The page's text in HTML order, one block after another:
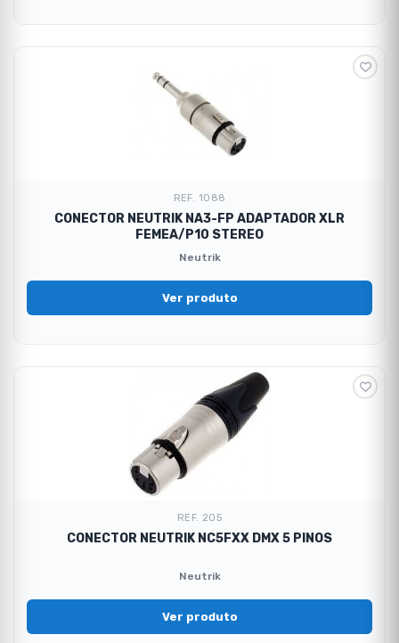
REF. 1088
CONECTOR NEUTRIK NA3-FP ADAPTADOR XLR
FEMEA/P10 STEREO
Neutrik
Ver produto
REF. 205
CONECTOR NEUTRIK NC5FXX DMX 5 PINOS
Neutrik
Ver produto